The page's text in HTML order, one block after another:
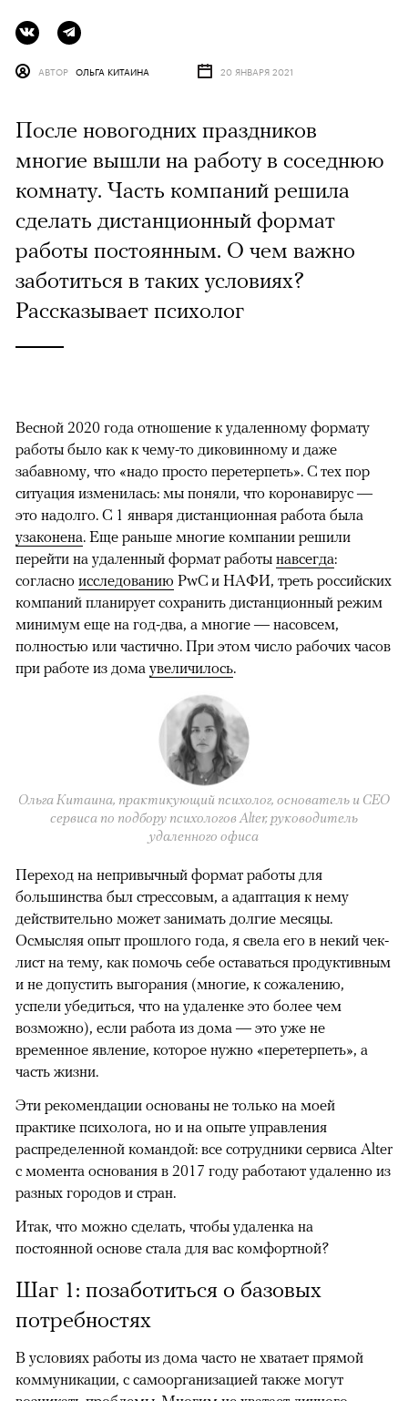
АВТОР ОЛЬГА КИТАИНА 20 ЯНВАРЯ 2021
После новогодних праздников
многие вышли на работу в соседнюю
комнату. Часть компаний решила
сделать дистанционный формат
работы постоянным. О чем важно
заботиться в таких условиях?
Рассказывает психолог
Весной 2020 года отношение к удаленному формату
работы было как к чему-то диковинному и даже
забавному, что «надо просто перетерпеть». С тех пор
ситуация изменилась: мы поняли, что коронавирус —
это надолго. С 1 января дистанционная работа была
узаконена. Еще раньше многие компании решили
перейти на удаленный формат работы навсегда:
согласно исследованию PwC и НАФИ, треть российских
компаний планирует сохранить дистанционный режим
минимум еще на год-два, а многие — насовсем,
полностью или частично. При этом число рабочих часов
при работе из дома увеличилось.
Ольга Китаина, практикующий психолог, основатель и CEO
сервиса по подбору психологов Alter, руководитель
удаленного офиса
Переход на непривычный формат работы для
большинства был стрессовым, а адаптация к нему
действительно может занимать долгие месяцы.
Осмысляя опыт прошлого года, я свела его в некий чек-
лист на тему, как помочь себе оставаться продуктивным
и не допустить выгорания (многие, к сожалению,
успели убедиться, что на удаленке это более чем
возможно), если работа из дома — это уже не
временное явление, которое нужно «перетерпеть», а
часть жизни.
Эти рекомендации основаны не только на моей
практике психолога, но и на опыте управления
распределенной командой: все сотрудники сервиса Alter
с момента основания в 2017 году работают удаленно из
разных городов и стран.
Итак, что можно сделать, чтобы удаленка на
постоянной основе стала для вас комфортной?
Шаг 1: позаботиться о базовых
потребностях
В условиях работы из дома часто не хватает прямой
коммуникации, с самоорганизацией также могут